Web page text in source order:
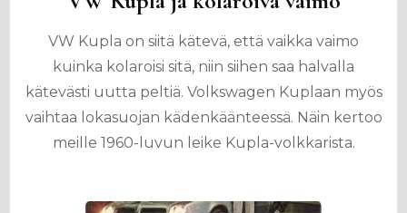
VW Kupla on siitä kätevä, että vaikka vaimo
kuinka kolaroisi sitä, niin siihen saa halvalla
kätevästi uutta peltiä. Volkswagen Kuplaan myös
vaihtaa lokasuojan kädenkäänteessä. Näin kertoo
meille 1960-luvun leike Kupla-volkkarista.